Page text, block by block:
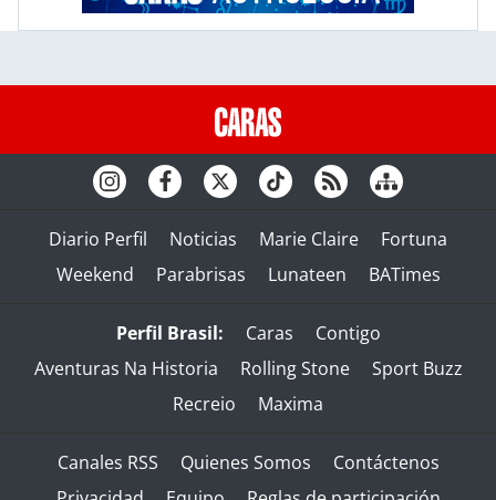
Diario Perfil Noticias Marie Claire
Fortuna
Weekend
Parabrisas Lunateen BATimes
Perfil Brasil: Caras
Contigo
Aventuras Na Historia
Rolling Stone
Sport Buzz
Recreio
Maxima
Canales RSS Quienes Somos
Contáctenos